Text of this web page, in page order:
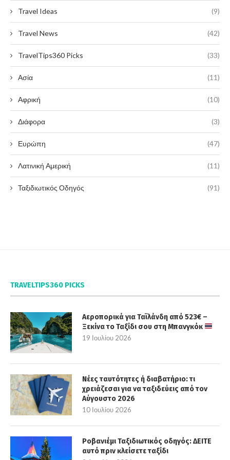
Travel Ideas (9)
Travel News (42)
TravelTips360 Picks (33)
Ασία (11)
Αφρική (10)
Διάφορα (3)
Ευρώπη (47)
Λατινική Αμερική (11)
Ταξιδιωτικός Οδηγός (91)
TRAVELTIPS360 PICKS
Αεροπορικά για Ταϊλάνδη από 523€ –
Ξεκίνα το Ταξίδι σου στη Μπανγκόκ
19 Ιουλίου 2026
Νέες ταυτότητες ή διαβατήριο: τι
χρειάζεσαι για να ταξιδεύεις από τον
Αύγουστο 2026
10 Ιουλίου 2026
Ροβανιέμι Ταξιδιωτικός οδηγός: ΔΕΙΤΕ
αυτό πριν κλείσετε ταξίδι